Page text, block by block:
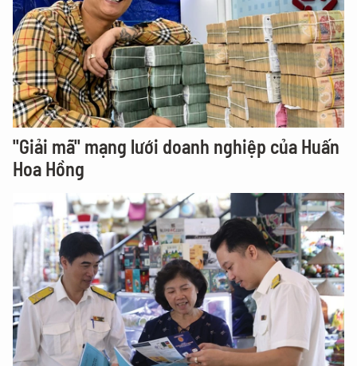
"Giải mã" mạng lưới doanh nghiệp của Huấn
Hoa Hồng